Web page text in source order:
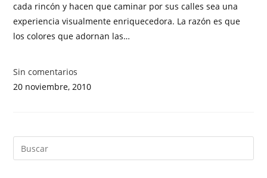
cada rincón y hacen que caminar por sus calles sea una
experiencia visualmente enriquecedora. La razón es que
los colores que adornan las…
Sin comentarios
20 noviembre, 2010